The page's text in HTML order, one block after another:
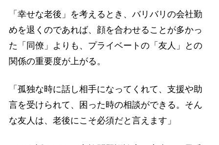
「幸せな老後」を考えるとき、バリバリの会社勤
めを退くのであれば、顔を合わせることが多かっ
た「同僚」よりも、プライベートの「友人」との
関係の重要度が上がる。
「孤独な時に話し相手になってくれて、支援や助
言を受けられて、困った時の相談ができる。そん
な友人は、老後にこそ必須だと言えます」